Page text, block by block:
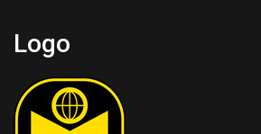
Logo